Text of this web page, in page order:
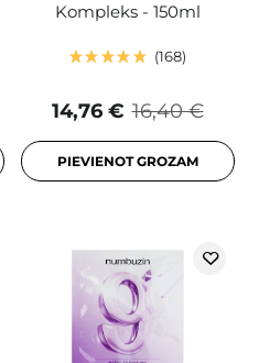
Kompleks - 150ml
168
16,40 €
14,76 €
PIEVIENOT GROZAM